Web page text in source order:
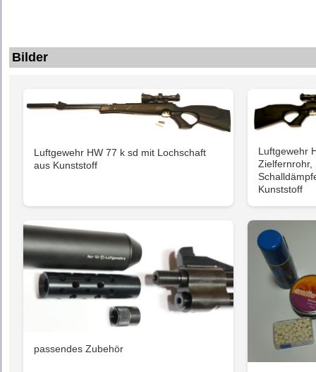
Bilder
Luftgewehr HW 77 k sd mit Lochschaft
aus Kunststoff
Luftgewehr
Zielfernrohr,
Kunststoff
passendes Zubehör